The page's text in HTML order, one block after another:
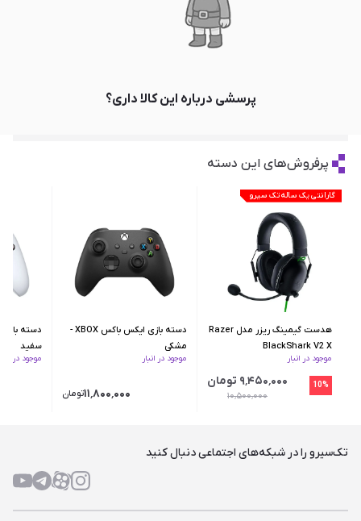
پرسشی درباره این کالا داری؟
پرفروش‌های این دسته
گارانتی یک ساله تک سیرو
هدست گیمینگ ریزر مدل Razer
BlackShark V2 X
موجود در انبار
10% ۹٬۴۵۰٬۰۰۰ تومان
۱۰٬۵۰۰٬۰۰۰
دسته بازی ایکس‌ باکس XBOX -
مشکی
موجود در انبار
۱۱٬۸۰۰٬۰۰۰تومان
سفید
موجود در
تک‌سیرو را در شبکه‌های اجتماعی دنبال کنید